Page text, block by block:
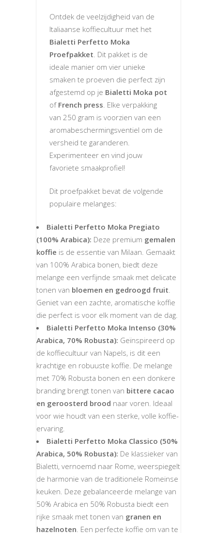
Ontdek de veelzijdigheid van de
Italiaanse koffiecultuur met het
Bialetti Perfetto Moka
Proefpakket. Dit pakket is de
ideale manier om vier unieke
smaken te proeven die perfect zijn
afgestemd op je Bialetti Moka pot
of French press. Elke verpakking
van 250 gram is voorzien van een
aromabeschermingsventiel om de
versheid te garanderen.
Experimenteer en vind jouw
favoriete smaakprofiel!
Dit proefpakket bevat de volgende
populaire melanges:
Bialetti Perfetto Moka Pregiato
(100% Arabica): Deze premium gemalen
koffie is de essentie van Milaan. Gemaakt
van 100% Arabica bonen, biedt deze
melange een verfijnde smaak met delicate
tonen van bloemen en gedroogd fruit.
Geniet van een zachte, aromatische koffie
die perfect is voor elk moment van de dag.
Bialetti Perfetto Moka Intenso (30%
Arabica, 70% Robusta): Geïnspireerd op
de koffiecultuur van Napels, is dit een
krachtige en robuuste koffie. De melange
met 70% Robusta bonen en een donkere
branding brengt tonen van bittere cacao
en geroosterd brood naar voren. Ideaal
voor wie houdt van een sterke, volle koffie-
ervaring.
Bialetti Perfetto Moka Classico (50%
Arabica, 50% Robusta): De klassieker van
Bialetti, vernoemd naar Rome, weerspiegelt
de harmonie van de traditionele Romeinse
keuken. Deze gebalanceerde melange van
50% Arabica en 50% Robusta biedt een
rijke smaak met tonen van granen en
hazelnoten. Een perfecte koffie om van te